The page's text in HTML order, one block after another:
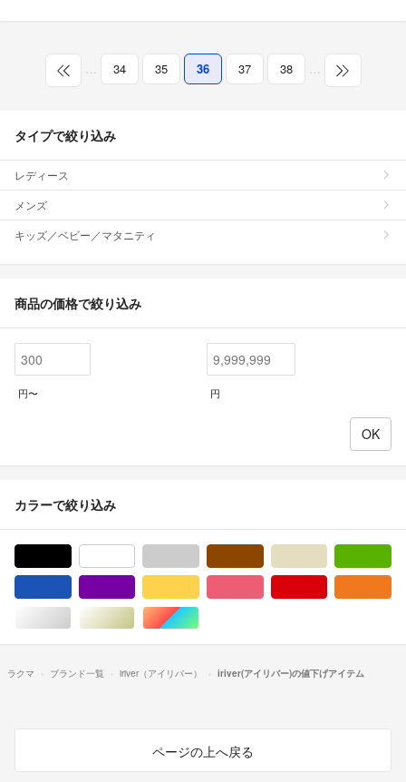
… 34 35 36 37 38 …
タイプで絞り込み
レディース
メンズ
キッズ／ベビー／マタニティ
商品の価格で絞り込み
円〜 円
カラーで絞り込み
シルバー/銀色系ゴールド/金色系マルチカラー
ラクマ ブランド一覧 iriver（アイリバー） iriver(アイリバー)の値下げアイテム
ページの上へ戻る